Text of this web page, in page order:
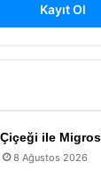
Kayıt Ol
ile
8 Ağustos 2026